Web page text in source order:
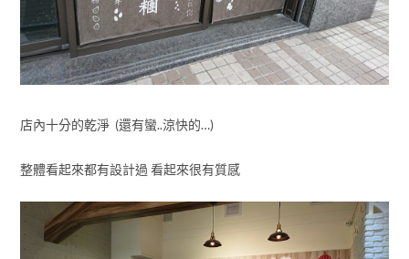
店內十分的乾淨 (還有蠻..涼快的…)
整體看起來都有設計過 看起來很有質感